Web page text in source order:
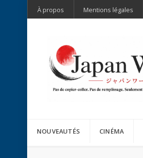
À propos Mentions légales
NOUVEAUTÉS CINÉMA